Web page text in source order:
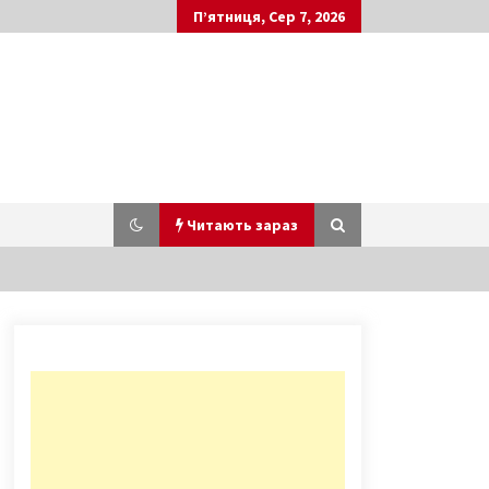
П’ятниця, Сер 7, 2026
Читають зараз